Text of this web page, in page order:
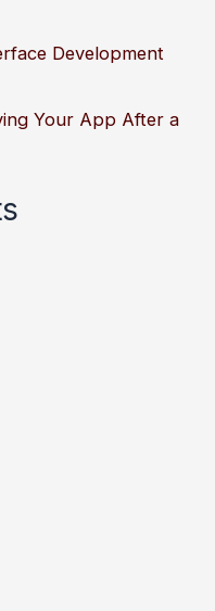
Development
Your App After a